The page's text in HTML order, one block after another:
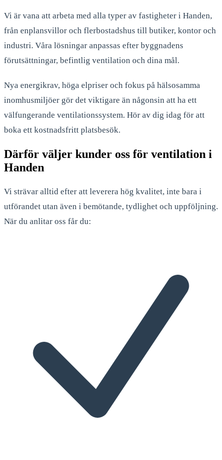
Vi är vana att arbeta med alla typer av fastigheter i Handen,
från enplansvillor och flerbostadshus till butiker, kontor och
industri. Våra lösningar anpassas efter byggnadens
förutsättningar, befintlig ventilation och dina mål.
Nya energikrav, höga elpriser och fokus på hälsosamma
inomhusmiljöer gör det viktigare än någonsin att ha ett
välfungerande ventilationssystem. Hör av dig idag för att
boka ett kostnadsfritt platsbesök.
Därför väljer kunder oss för ventilation i
Handen
Vi strävar alltid efter att leverera hög kvalitet, inte bara i
utförandet utan även i bemötande, tydlighet och uppföljning.
När du anlitar oss får du: